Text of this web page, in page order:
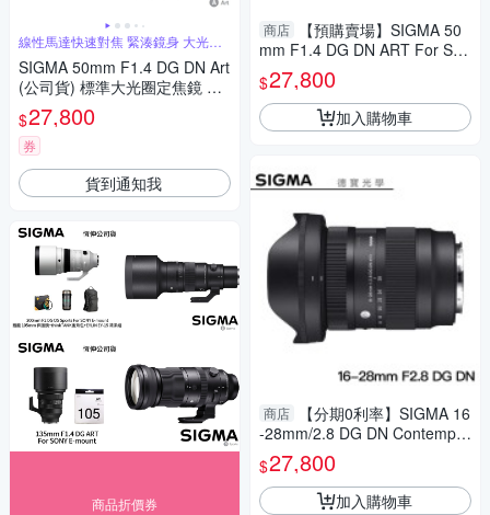
線性馬達快速對焦 緊湊鏡身 大光圈
人像鏡
SIGMA 50mm F1.4 DG DN Art
(公司貨) 標準大光圈定焦鏡 人
像鏡 全片幅微單眼鏡頭
$27,800
券
貨到通知我
商品折價券
商店
【預購賣場】SIGMA 50
mm F1.4 DG DN ART For Son
y E mount 恆伸公司貨 德寶光
學 定焦 大光圈 人像
$27,800
加入購物車
商店
【分期0利率】SIGMA 16
-28mm/2.8 DG DN Contempor
ary For SONY E Mount/Leica
L Mount 總代理恆伸公司貨 雲
海季
$27,800
加入購物車